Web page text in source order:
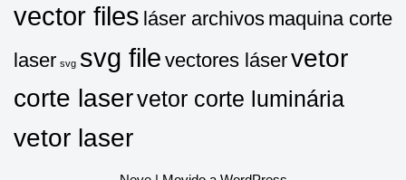
vector files láser archivos maquina corte
laser svg svg file vectores láservetor
corte laservetor corte luminária
vetor laser